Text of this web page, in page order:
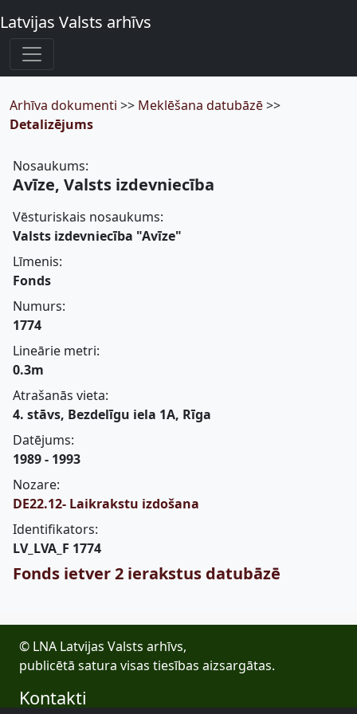
Latvijas Valsts arhīvs
Arhīva dokumenti >> Meklēšana datubāzē>>
Detalizējums
Nosaukums:
Avīze, Valsts izdevniecība
Vēsturiskais nosaukums:
Valsts izdevniecība "Avīze"
Līmenis:
Fonds
Numurs:
1774
Lineārie metri:
0.3m
Atrašanās vieta:
4. stāvs, Bezdelīgu iela 1A, Rīga
Datējums:
1989 - 1993
Nozare:
DE22.12- Laikrakstu izdošana
Identifikators:
LV_LVA_F 1774
Fonds ietver 2 ierakstus datubāzē
© LNA Latvijas Valsts arhīvs,
publicētā satura visas tiesības aizsargātas.
Kontakti